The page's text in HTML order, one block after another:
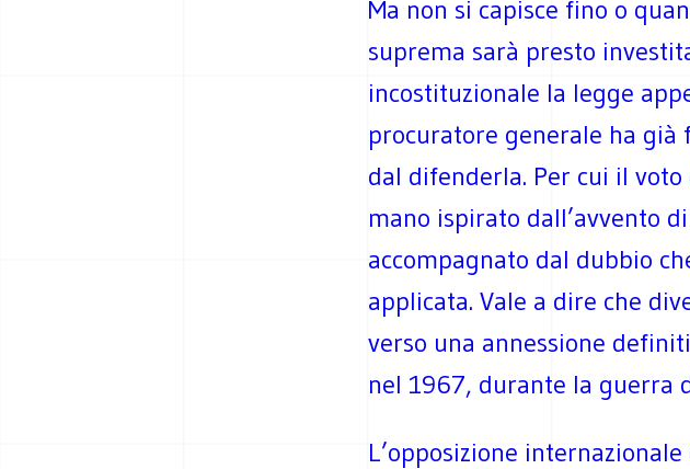
Ma non si capisce fino o
suprema sarà presto
incostituzionale la legge
procuratore generale ha già
dal difenderla. Per cui il
mano ispirato dall’avvento
accompagnato dal dubbio
applicata. Vale a dire che
verso una annessione
nel 1967, durante la guerra
L’opposizione